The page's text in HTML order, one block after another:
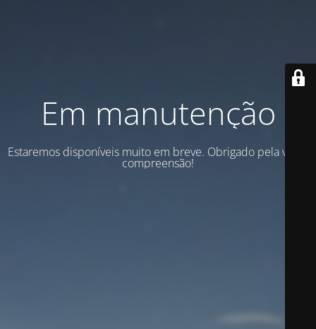
Em manutenção
Estaremos disponíveis muito em breve. Obrigado pela vossa
compreensão!